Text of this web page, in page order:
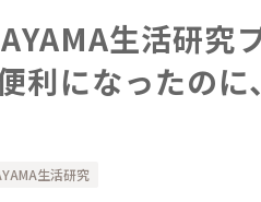
生活研
利になったの
生活研究